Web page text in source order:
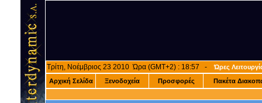
Τρίτη, Νοέμβριος 23 2010 Ώρα (GMT+2) : 18:57 -Ώρες
Αρχική Σελίδα
Ξενοδοχεία Προσφορές Πακέτα